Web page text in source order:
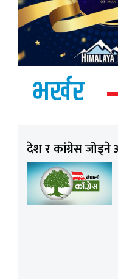
भर्खर
देश र कांग्रेस जोड्ने